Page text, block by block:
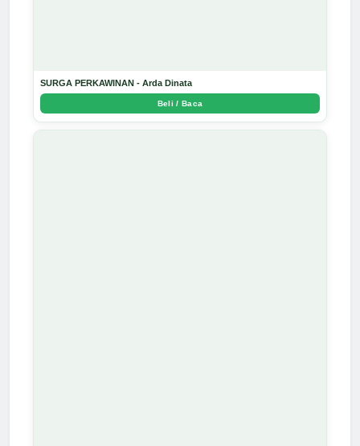
SURGA PERKAWINAN - Arda Dinata
Beli / Baca